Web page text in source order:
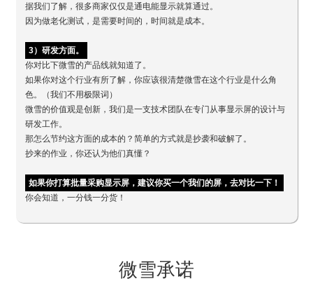
据我们了解，很多商家仅仅是通电能显示就算通过。
因为做老化测试，是需要时间的，时间就是成本。
3）研发方面。
你对比下微雪的产品线就知道了。
如果你对这个行业有所了解，你应该很清楚微雪在这个行业是什么角
色。（我们不用极限词）
微雪的价值观是创新，我们是一支技术团队在专门从事显示屏的设计与
研发工作。
那怎么节约这方面的成本的？简单的方式就是抄袭和破解了。
抄来的作业，你还认为他们真懂？
如果你打算批量采购显示屏，建议你买一个我们的屏，去对比一下！
你会知道，一分钱一分货！
微雪承诺